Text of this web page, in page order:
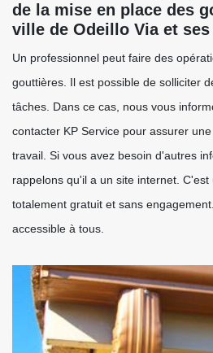
de la mise en place des
ville de Odeillo Via et
Un professionnel peut faire des
gouttières. Il est possible de solliciter
tâches. Dans ce cas, nous vous
contacter KP Service pour assurer
travail. Si vous avez besoin d'autres
rappelons qu'il a un site internet.
totalement gratuit et sans
accessible à tous.